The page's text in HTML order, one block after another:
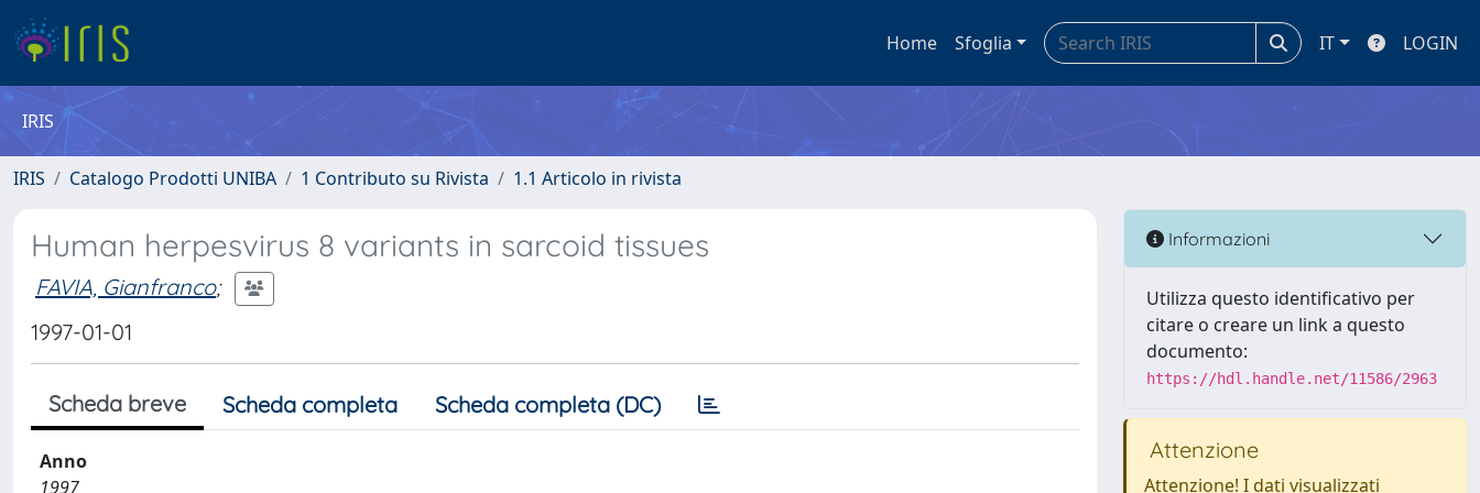
Home Sfoglia IT LOGIN
IRIS
IRIS Catalogo Prodotti UNIBA 1 Contributo su Rivista 1.1 Articolo in rivista
Human herpesvirus 8 variants in sarcoid tissues
FAVIA, Gianfranco;
1997-01-01
Scheda breve Scheda completa Scheda completa (DC)
Anno
1997
Informazioni
Utilizza questo identificativo per
citare o creare un link a questo
documento:
https://hdl.handle.net/11586/2963
Attenzione
Attenzione! I dati visualizzati